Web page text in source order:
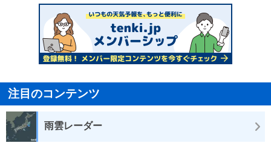
注目のコンテンツ
雨雲レーダー